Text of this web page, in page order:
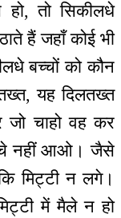
हो, तो सिकीलधे
हैं जहाँ कोई भी
बच्चों को कौन
यह दिलतख्त
चाहो वह कर
नहीं आओ। जैसे
मिट्टी न लगे।
में मैले न हो